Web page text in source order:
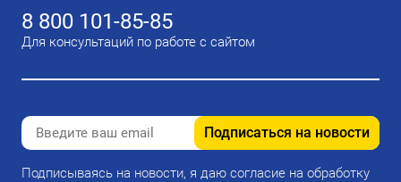
8 800 101-85-85
Для консультаций по работе с сайтом
Подписаться на новости
Подписываясь на новости, я даю согласие на обработку